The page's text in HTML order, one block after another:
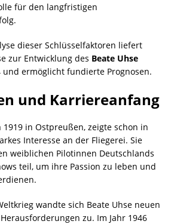
für den langfristigen
dieser Schlüsselfaktoren liefert
zur Entwicklung des Beate Uhse
und ermöglicht fundierte Prognosen.
und Karriereanfang
1919 in Ostpreußen, zeigte schon in
Interesse an der Fliegerei. Sie
weiblichen Pilotinnen Deutschlands
teil, um ihre Passion zu leben und
wandte sich Beate Uhse neuen
zu. Im Jahr 1946